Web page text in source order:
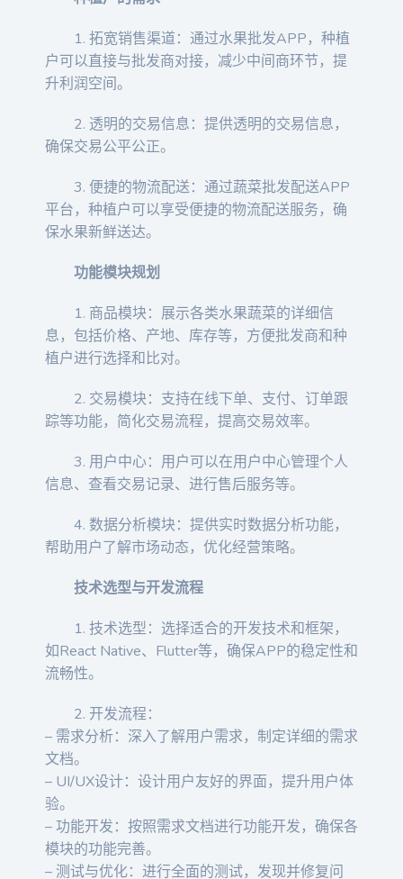
1. 拓宽销售渠道：通过水果批发APP，种植
户可以直接与批发商对接，减少中间商环节，提
升利润空间。
2. 透明的交易信息：提供透明的交易信息，
确保交易公平公正。
3. 便捷的物流配送：通过蔬菜批发配送APP
平台，种植户可以享受便捷的物流配送服务，确
保水果新鲜送达。
功能模块规划
1. 商品模块：展示各类水果蔬菜的详细信
息，包括价格、产地、库存等，方便批发商和种
植户进行选择和比对。
2. 交易模块：支持在线下单、支付、订单跟
踪等功能，简化交易流程，提高交易效率。
3. 用户中心：用户可以在用户中心管理个人
信息、查看交易记录、进行售后服务等。
4. 数据分析模块：提供实时数据分析功能，
帮助用户了解市场动态，优化经营策略。
技术选型与开发流程
1. 技术选型：选择适合的开发技术和框架，
如React Native、Flutter等，确保APP的稳定性和
流畅性。
2. 开发流程：
– 需求分析：深入了解用户需求，制定详细的需求
文档。
– UI/UX设计：设计用户友好的界面，提升用户体
验。
– 功能开发：按照需求文档进行功能开发，确保各
模块的功能完善。
– 测试与优化：进行全面的测试，发现并修复问